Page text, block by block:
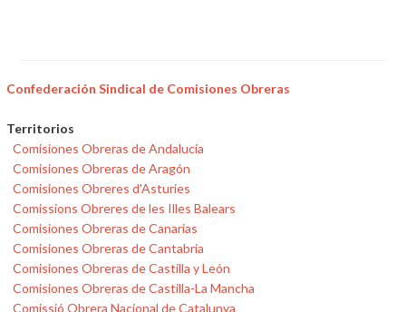
Confederación Sindical de Comisiones Obreras
Territorios
Comisiones Obreras de Andalucía
Comisiones Obreras de Aragón
Comisiones Obreres d'Asturies
Comissions Obreres de les Illes Balears
Comisiones Obreras de Canarias
Comisiones Obreras de Cantabria
Comisiones Obreras de Castilla y León
Comisiones Obreras de Castilla-La Mancha
Comissió Obrera Nacional de Catalunya